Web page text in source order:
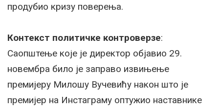
продубио кризу поверења.
Контекст политичке контроверзе:
Саопштење које је директор објавио 29.
новембра било је заправо извињење
премијеру Милошу Вучевићу након што је
премијер на Инстаграму оптужио наставнике